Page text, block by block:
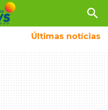
search
Últimas notícias